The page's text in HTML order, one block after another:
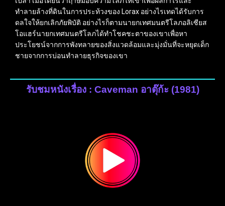
ทำลายล้างที่ดินในการประท้วงของ Lorax อย่างไรเทดได้รับการ
ดลใจให้ยกเลิกภัยพิบัติ อย่างไรก็ตามนายกเทศมนตรีโลภอลิเซียส
โอแฮร์นายกเทศมนตรีโลภได้ทำโชคชะตาของเขาเพื่อหา
ประโยชน์จากการพังทลายของสิ่งแวดล้อมและมุ่งมั่นที่จะหยุดเด็ก
ชายจากการบ่อนทำลายธุรกิจของเขา
รับชมหนังเรื่อง : Caveman อาตุ๊ก้ะ (1981)